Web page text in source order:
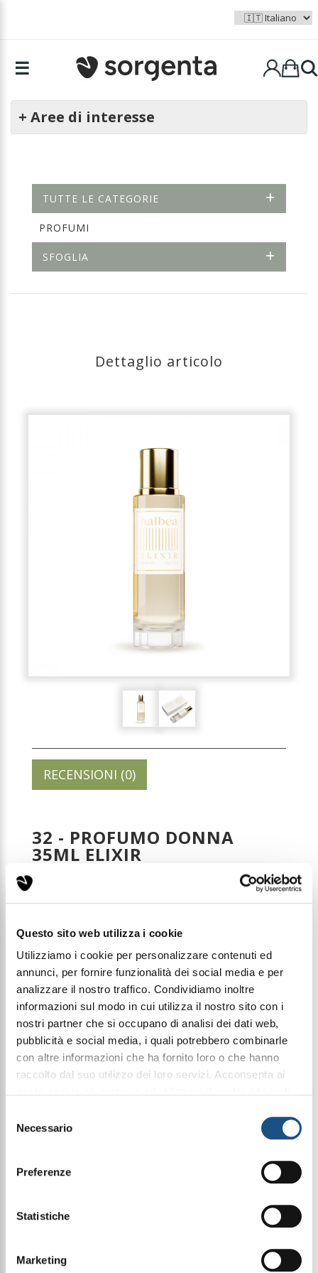
Questo sito web utilizza i cookie
Utilizziamo i cookie per personalizzare contenuti ed
annunci, per fornire funzionalità dei social media e per
analizzare il nostro traffico. Condividiamo inoltre
informazioni sul modo in cui utilizza il nostro sito con i
nostri partner che si occupano di analisi dei dati web,
pubblicità e social media, i quali potrebbero combinarle
con altre informazioni che ha fornito loro o che hanno
raccolto dal suo utilizzo dei loro servizi. Acconsenta ai
delNecessario
Preferenze
Statistiche
Marketing
☰
+ Aree di interesse
TUTTE LE CATEGORIE
PROFUMI
SFOGLIA
Dettaglio articolo
RECENSIONI (0)
32 - PROFUMO DONNA
35ML ELIXIR
Prezzo di listino:
€ 22,00
Condividi questo articolo sui social
Facebook WhatsApp
35Ml Elixir
Halbea 32 è una fragranza ricca e sfaccettata, che
L’apertura è luminosa e fruttata, con aldeidi, pesca,
fiori bianchi e accenti esotici di cocco e ylang ylang
cuore sboccia sontuoso con una sinfonia fiorita di
tuberosa, narciso, rosa e gelsomino, arricchita
garofano. Il fondo avvolge con la calda intensità di
muschio di quercia, ambra e legni pregiati,